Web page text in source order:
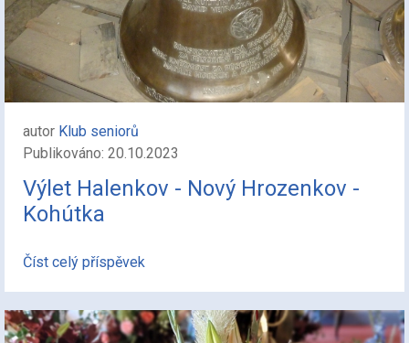
autor Klub seniorů
Publikováno: 20.10.2023
Výlet Halenkov - Nový Hrozenkov -
Kohútka
Číst celý příspěvek